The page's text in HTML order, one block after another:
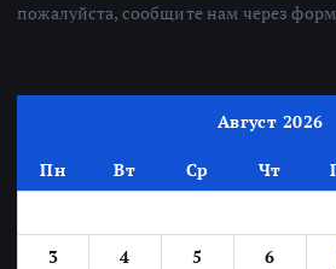
пожалуйста, сообщите нам через
Август 2026
Пн Вт Ср Чт
3
4 5 6